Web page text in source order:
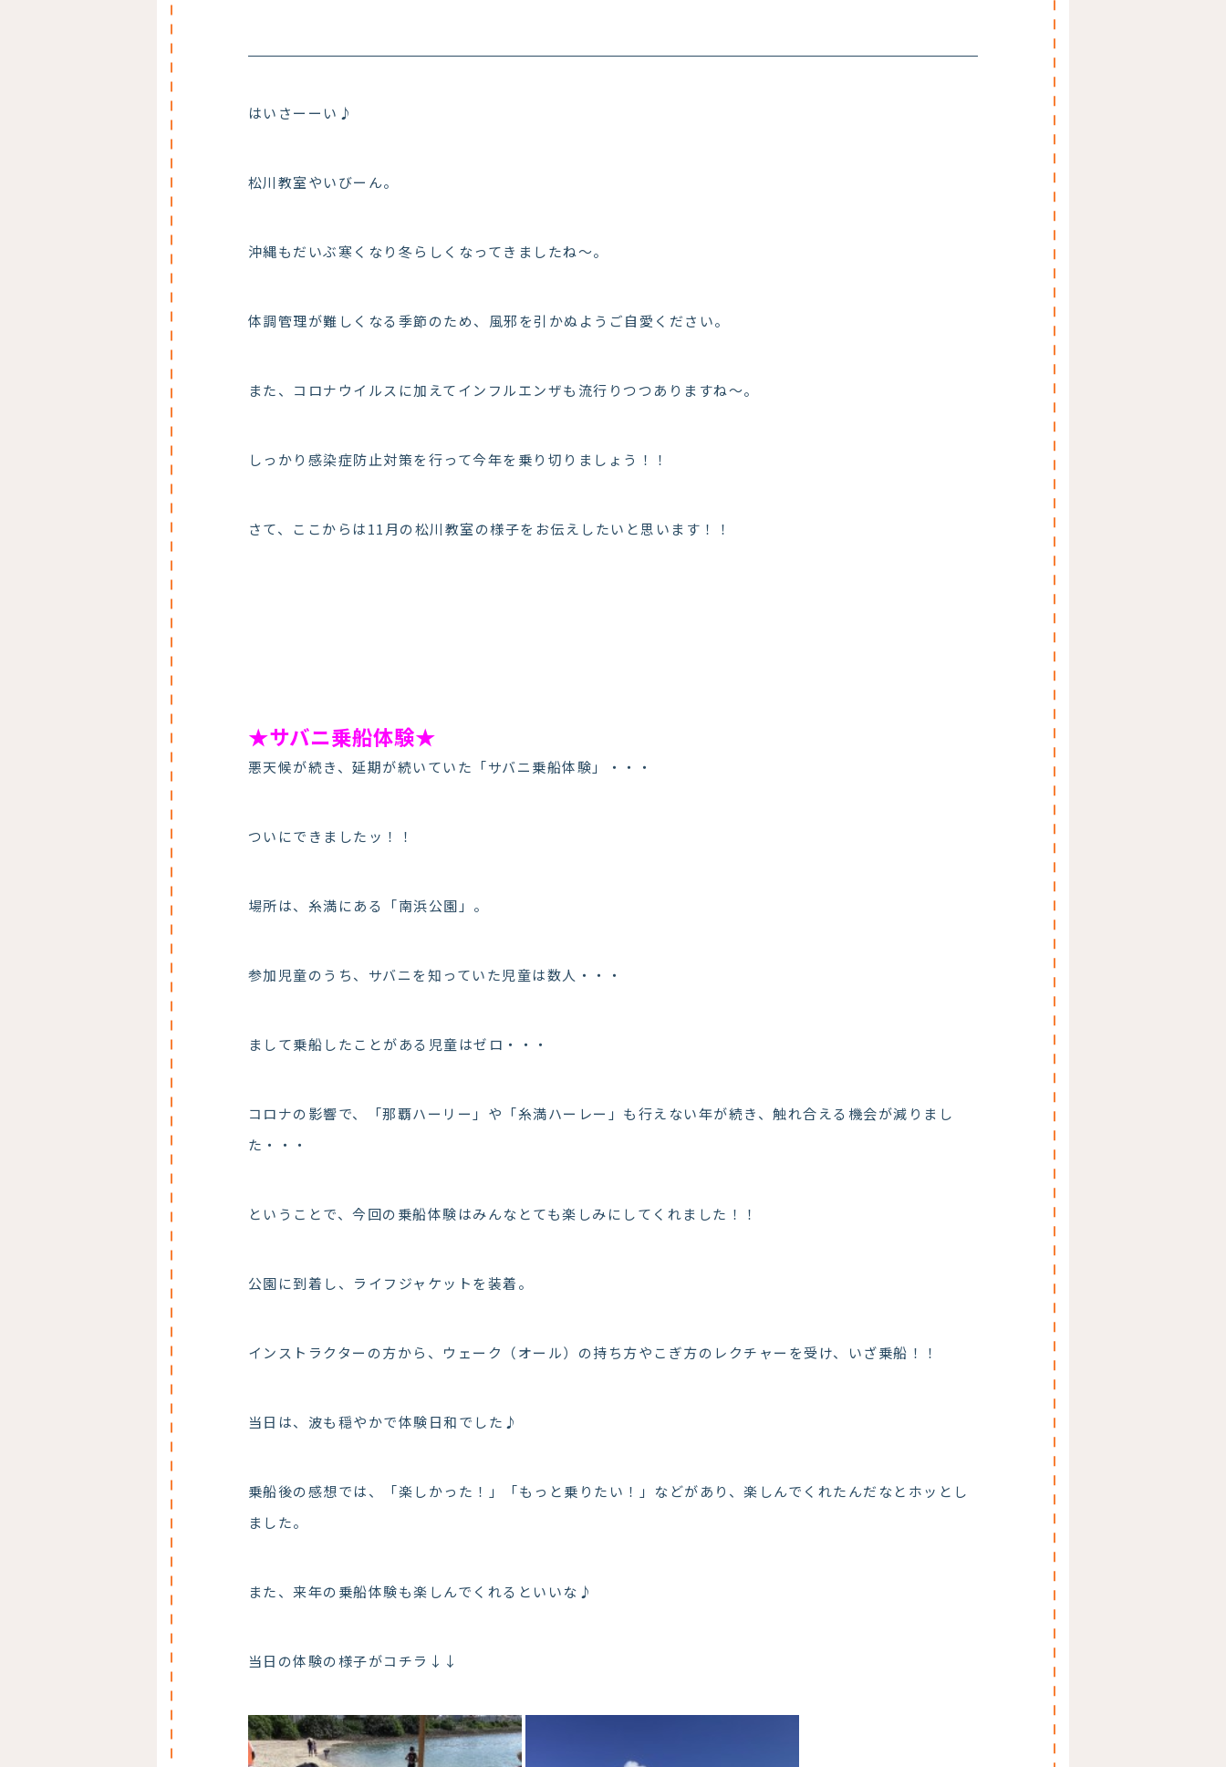
はいさーーい♪
松川教室やいびーん。
沖縄もだいぶ寒くなり冬らしくなってきましたね～。
体調管理が難しくなる季節のため、風邪を引かぬようご自愛ください。
また、コロナウイルスに加えてインフルエンザも流行りつつありますね～。
しっかり感染症防止対策を行って今年を乗り切りましょう！！
さて、ここからは11月の松川教室の様子をお伝えしたいと思います！！
★サバニ乗船体験★
悪天候が続き、延期が続いていた「サバニ乗船体験」・・・
ついにできましたッ！！
場所は、糸満にある「南浜公園」。
参加児童のうち、サバニを知っていた児童は数人・・・
まして乗船したことがある児童はゼロ・・・
コロナの影響で、「那覇ハーリー」や「糸満ハーレー」も行えない年が続き、触れ合える機会が減りまし
た・・・
ということで、今回の乗船体験はみんなとても楽しみにしてくれました！！
公園に到着し、ライフジャケットを装着。
インストラクターの方から、ウェーク（オール）の持ち方やこぎ方のレクチャーを受け、いざ乗船！！
当日は、波も穏やかで体験日和でした♪
乗船後の感想では、「楽しかった！」「もっと乗りたい！」などがあり、楽しんでくれたんだなとホッとし
ました。
また、来年の乗船体験も楽しんでくれるといいな♪
当日の体験の様子がコチラ↓↓